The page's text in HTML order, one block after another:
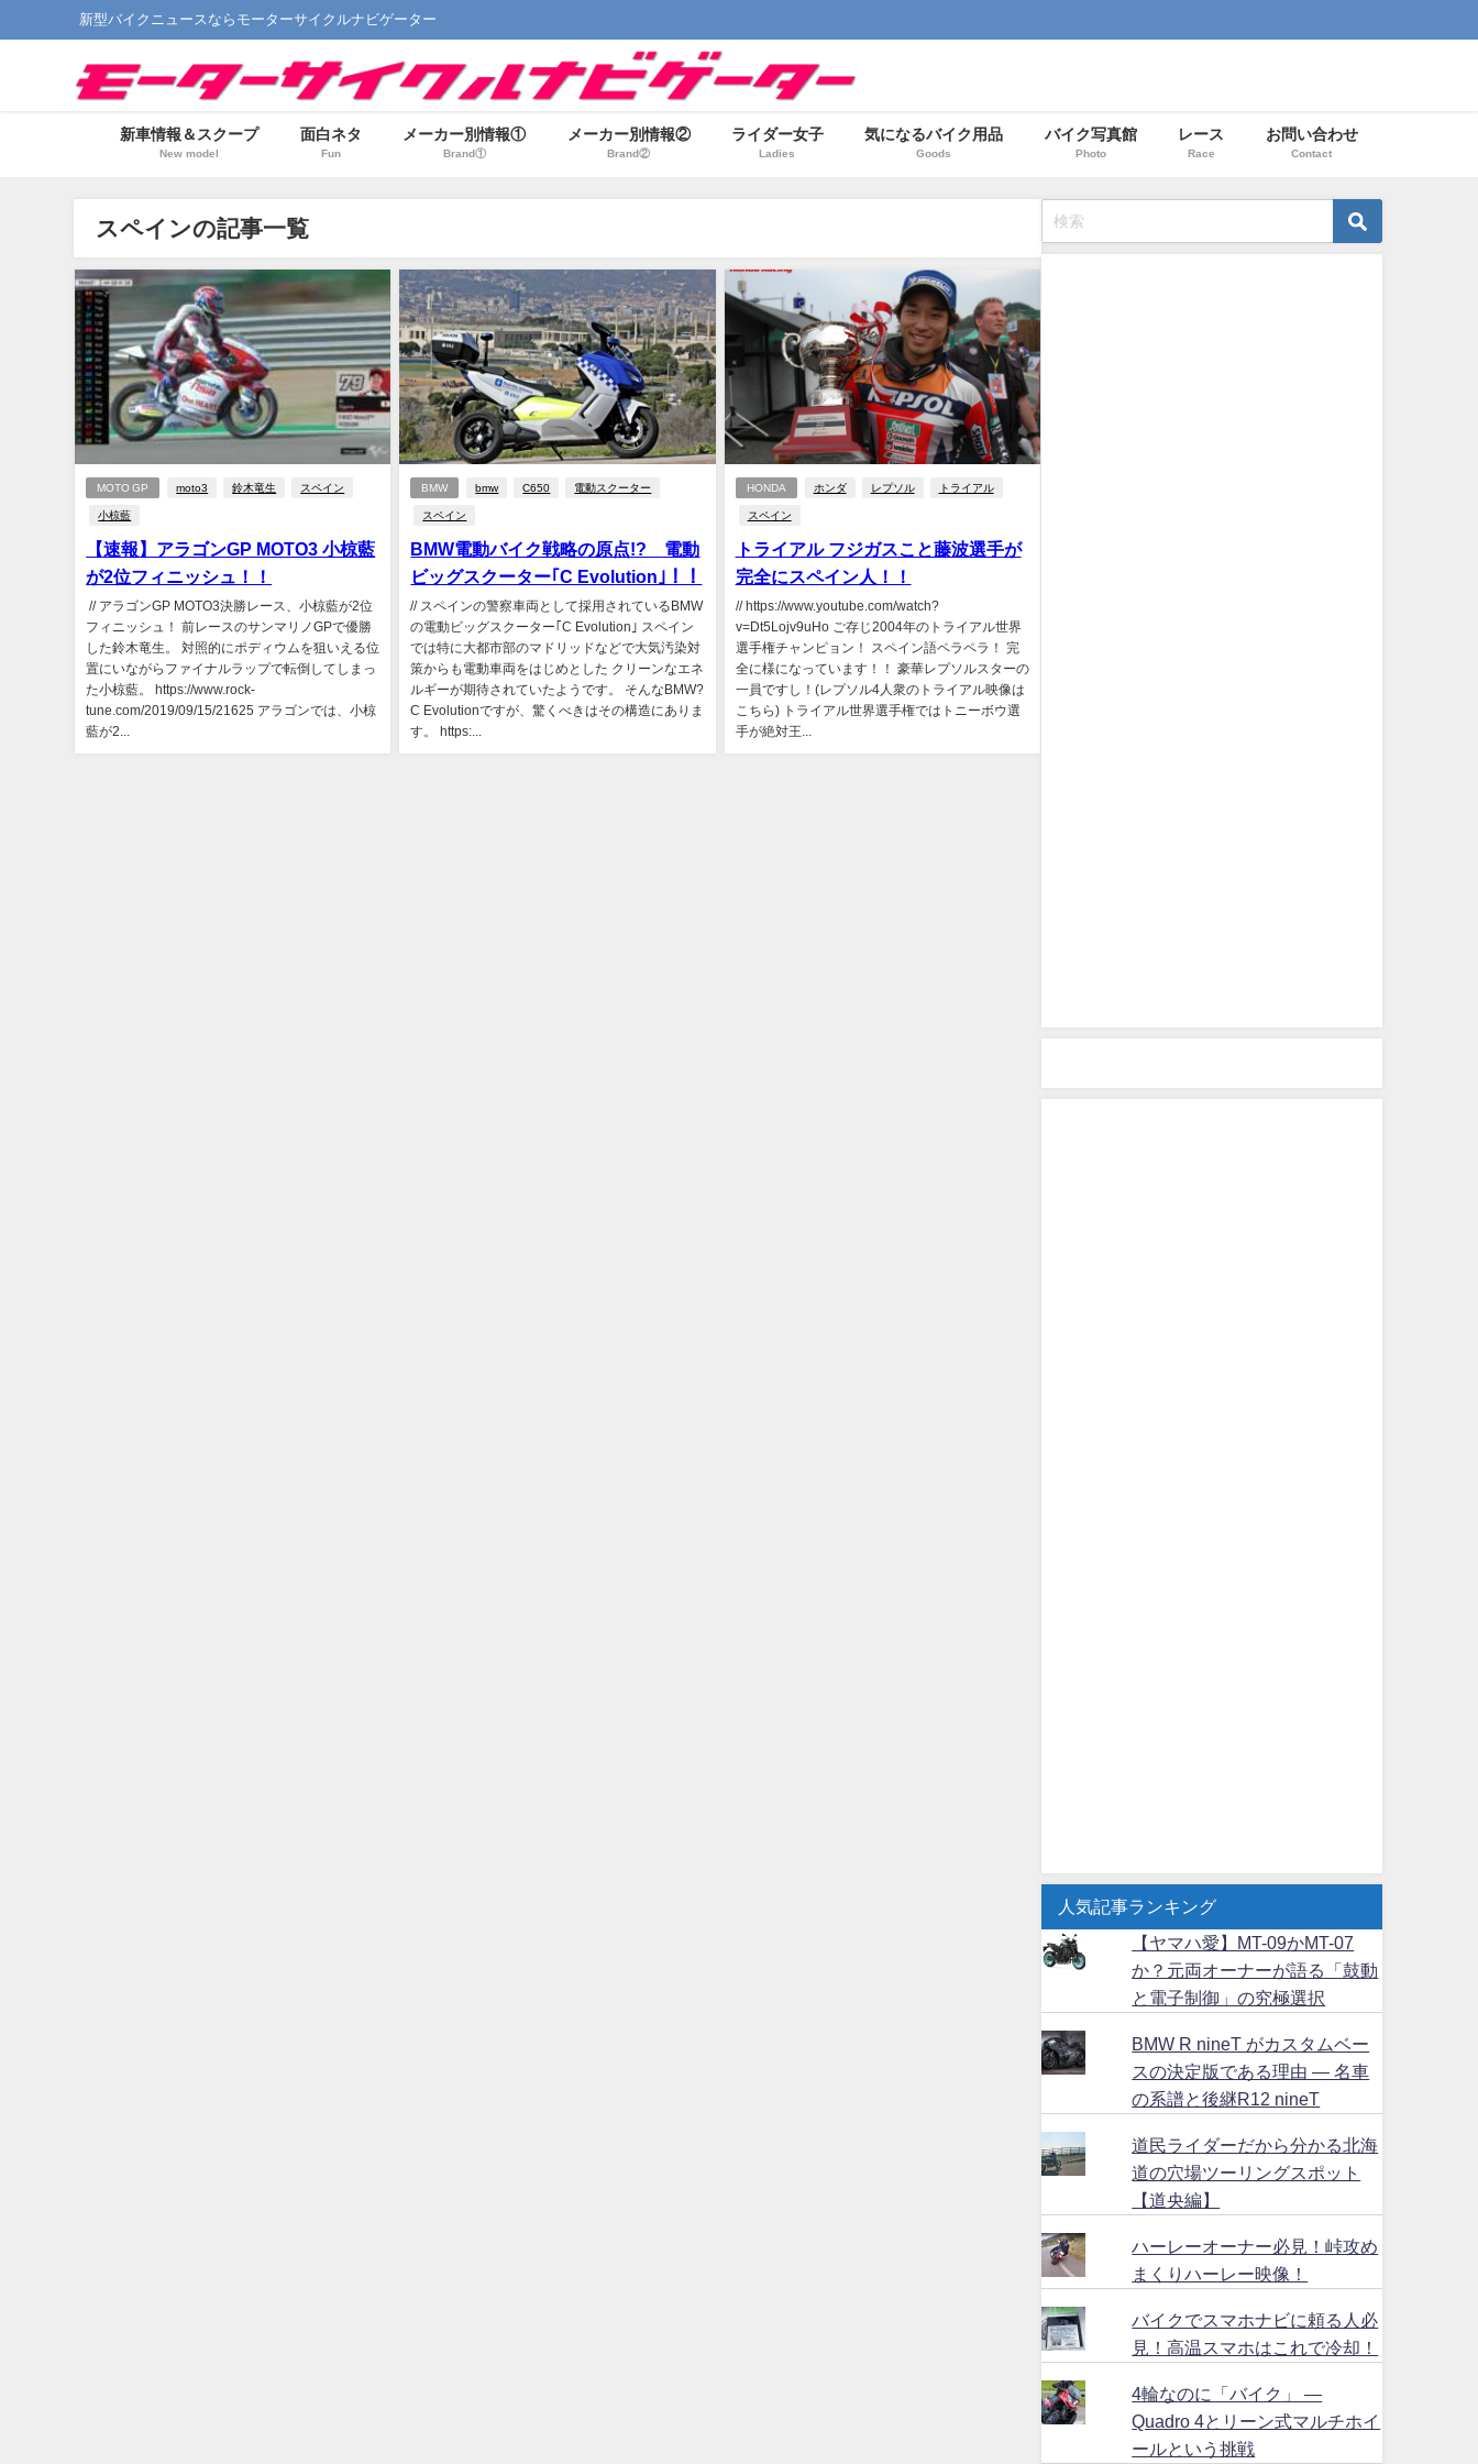
新型バイクニュースならモーターサイクルナビゲーター
新車情報＆スクープ
New model
面白ネタ
Fun
メーカー別情報①
Brand①
メーカー別情報②
Brand②
ライダー女子
Ladies
気になるバイク用品
Goods
バイク写真館
Photo
レース
Race
お問い合わせ
Contact
スペインの記事一覧
MOTO GP moto3 鈴木竜生 スペイン
小椋藍
【速報】アラゴンGP MOTO3 小椋藍
が2位フィニッシュ！！
// アラゴンGP MOTO3決勝レース、小椋藍が2位
フィニッシュ！ 前レースのサンマリノGPで優勝
した鈴木竜生。 対照的にポディウムを狙いえる位
置にいながらファイナルラップで転倒してしまっ
た小椋藍。 https://www.rock-
tune.com/2019/09/15/21625 アラゴンでは、小椋
藍が2...
BMW bmw C650 電動スクーター
スペイン
BMW電動バイク戦略の原点!? 電動
ビッグスクーター｢C Evolution｣！！
// スペインの警察車両として採用されているBMW
の電動ビッグスクーター｢C Evolution｣ スペイン
では特に大都市部のマドリッドなどで大気汚染対
策からも電動車両をはじめとした クリーンなエネ
ルギーが期待されていたようです。 そんなBMW?
C Evolutionですが、驚くべきはその構造にありま
す。 https:...
HONDA ホンダ レプソル トライアル
スペイン
トライアル フジガスこと藤波選手が
完全にスペイン人！！
// https://www.youtube.com/watch?
v=Dt5Lojv9uHo ご存じ2004年のトライアル世界
選手権チャンピョン！ スペイン語ペラペラ！ 完
全に様になっています！！ 豪華レプソルスターの
一員ですし！(レプソル4人衆のトライアル映像は
こちら) トライアル世界選手権ではトニーボウ選
手が絶対王...
人気記事ランキング
【ヤマハ愛】MT-09かMT-07
か？元両オーナーが語る「鼓動
と電子制御」の究極選択
BMW R nineT がカスタムベー
スの決定版である理由 ― 名車
の系譜と後継R12 nineT
道民ライダーだから分かる北海
道の穴場ツーリングスポット
【道央編】
ハーレーオーナー必見！峠攻め
まくりハーレー映像！
バイクでスマホナビに頼る人必
見！高温スマホはこれで冷却！
4輪なのに「バイク」 ―
Quadro 4とリーン式マルチホイ
ールという挑戦